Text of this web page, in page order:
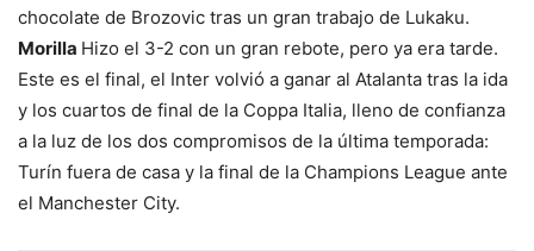
chocolate de Brozovic tras un gran trabajo de Lukaku.
Morilla Hizo el 3-2 con un gran rebote, pero ya era tarde.
Este es el final, el Inter volvió a ganar al Atalanta tras la ida
y los cuartos de final de la Coppa Italia, lleno de confianza
a la luz de los dos compromisos de la última temporada:
Turín fuera de casa y la final de la Champions League ante
el Manchester City.